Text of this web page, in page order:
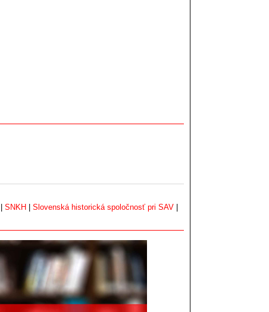
SNKH Slovenská historická spoločnosť pri SAV